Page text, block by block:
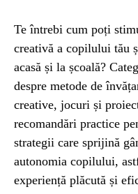
Te întrebi cum poți
creativă a copilului tău
acasă și la școală?
despre metode de
creative, jocuri și
recomandări practice
strategii care sprijină
autonomia copilului,
experiență plăcută și